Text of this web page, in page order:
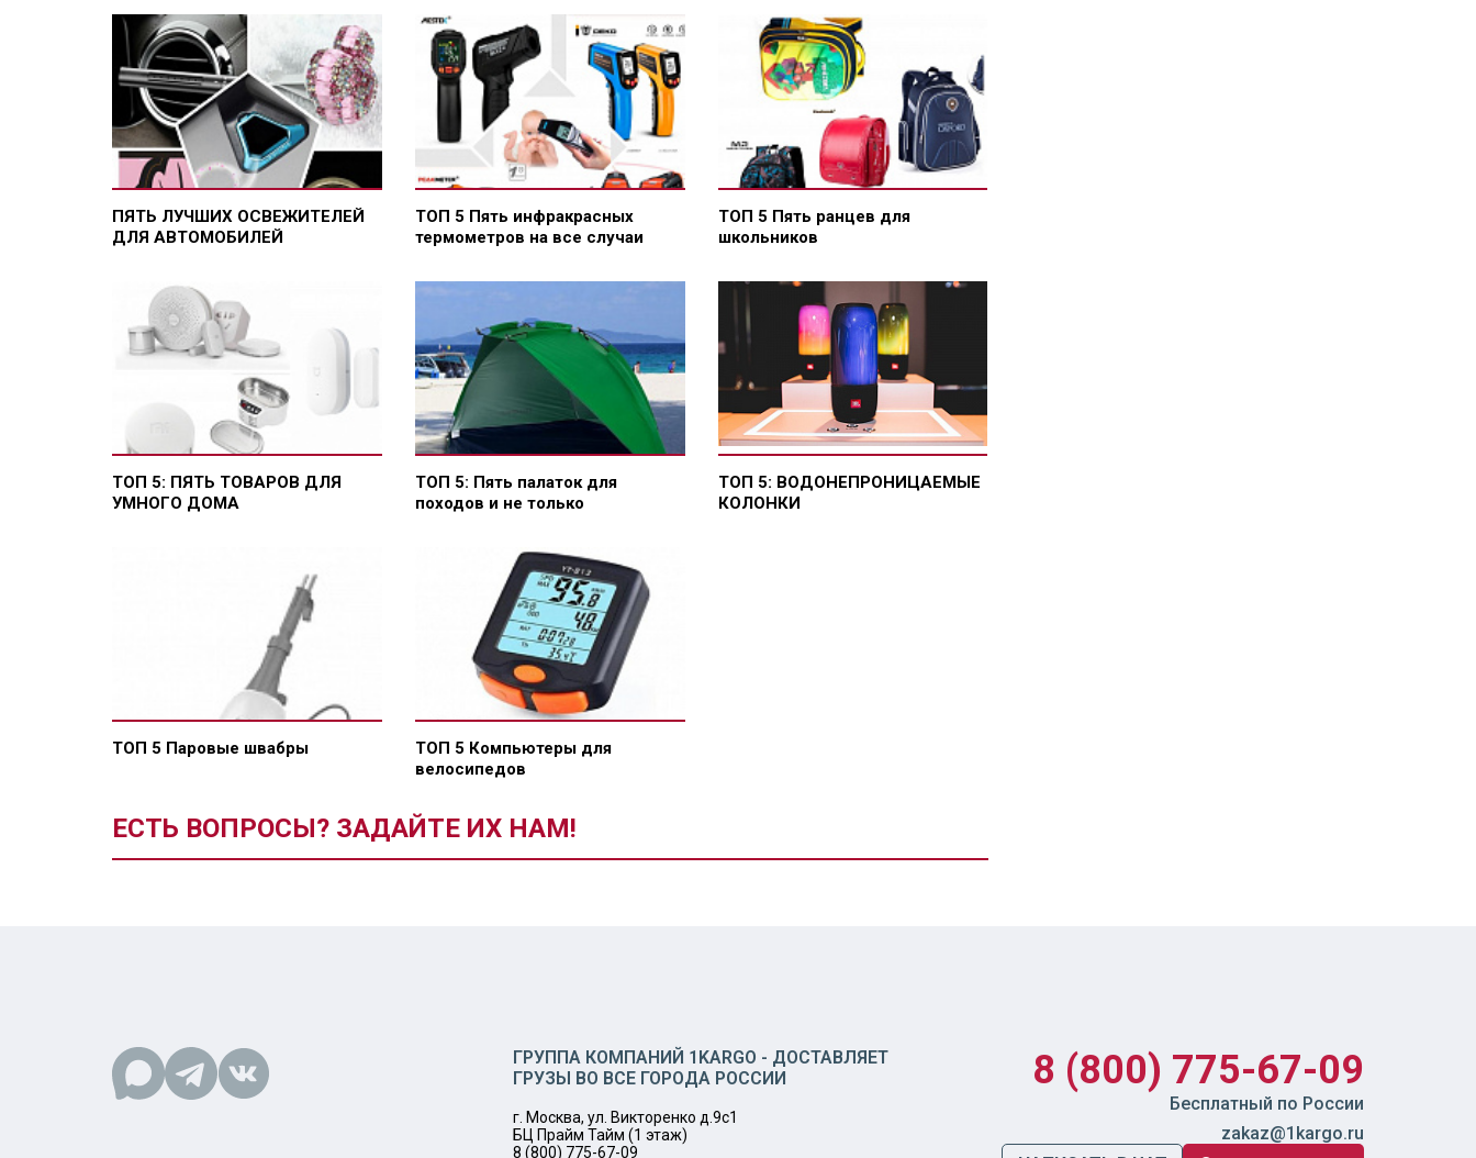
ПЯТЬ ЛУЧШИХ ОСВЕЖИТЕЛЕЙ
ДЛЯ АВТОМОБИЛЕЙ
ТОП 5 Пять инфракрасных
термометров на все случаи
ТОП 5 Пять ранцев для
школьников
ТОП 5: ПЯТЬ ТОВАРОВ ДЛЯ
УМНОГО ДОМА
ТОП 5: Пять палаток для
походов и не только
ТОП 5: ВОДОНЕПРОНИЦАЕМЫЕ
КОЛОНКИ
ТОП 5 Паровые швабры
ТОП 5 Компьютеры для
велосипедов
ЕСТЬ ВОПРОСЫ? ЗАДАЙТЕ ИХ НАМ!
ГРУППА КОМПАНИЙ 1KARGO - ДОСТАВЛЯЕТ
ГРУЗЫ ВО ВСЕ ГОРОДА РОССИИ
г. Москва, ул. Викторенко д.9с1
БЦ Прайм Тайм (1 этаж)
8 (800) 775-67-09
8 (800) 775-67-09
Бесплатный по России
zakaz@1kargo.ru